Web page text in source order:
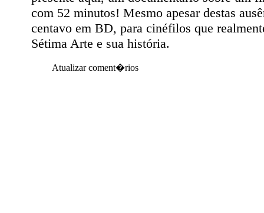
com 52 minutos! Mesmo apesar destas
centavo em BD, para cinéfilos que
Sétima Arte e sua história.
Atualizar coment�rios